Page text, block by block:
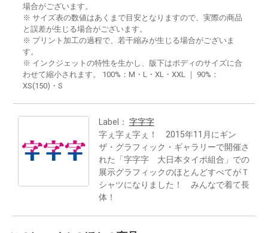
場合がございます。
※ サイズ表の数値はあくまで目安となりますので、実際の商品
と誤差が生じる場合がございます。
※ プリント加工の過程で、若干縮みが生じる場合がございま
す。
※ インクジェットの特性を生かし、版下はボディのサイズに合
わせて縮小されます。 100%：M・L・XL・XXL ｜ 90%：
XS(150)・S
Label： 字字字
字ぇ字ぇ字ぇ！ 2015年11月にギン
ザ・グラフィック・ギャラリーで開催さ
れた「字字字 大日本タイポ組合」での
展示グラフィックのほとんどすべてがＴ
シャツになりました！ みんなで着て長
体！